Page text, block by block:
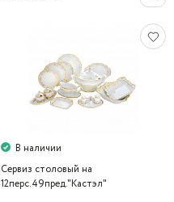
В наличии
Сервиз столовый на
12перс.49пред."Кастэл"